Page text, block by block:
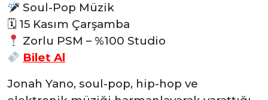
Soul-Pop Müzik
🗓 15 Kasım Çarşamba
Zorlu PSM – %100 Studio
Bilet Al
Jonah Yano, soul-pop, hip-hop ve